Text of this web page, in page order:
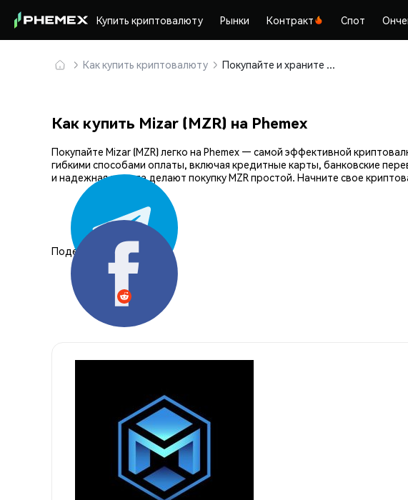
Купить криптовалюту Рынки Контракт Спот
Как купить криптовалюту Покупайте и храните Mizar (MZR) безопасно
Как купить Mizar (MZR) на Phemex
Покупайте Mizar (MZR) легко на Phemex — самой эффективной
гибкими способами оплаты, включая кредитные карты, банковские
и надежная защита делают покупку MZR простой. Начните свое
Поделиться: